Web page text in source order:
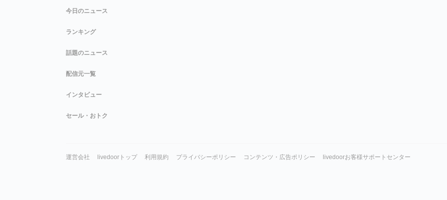
今日のニュース
ランキング
話題のニュース
配信元一覧
インタビュー
セール・おトク
運営会社 livedoorトップ 利用規約 プライバシーポリシー コンテンツ・広告ポリシー livedoorお客様サポートセンター